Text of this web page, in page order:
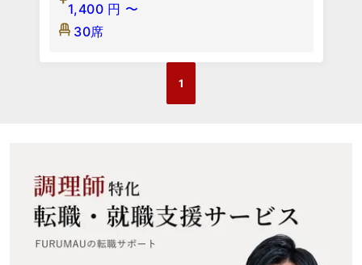
1,400 円 〜
30席
1